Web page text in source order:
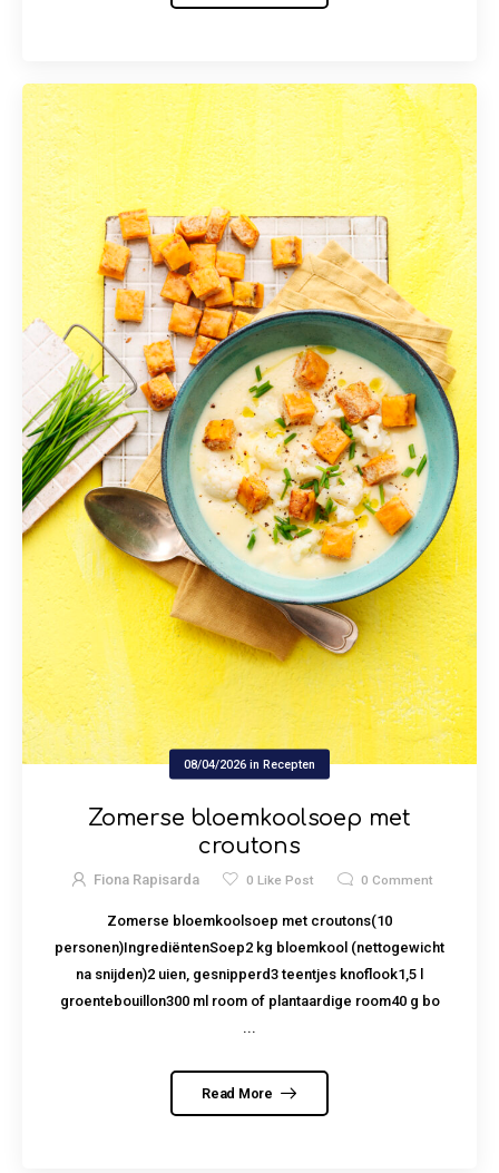
08/04/2026 in Recepten
Zomerse bloemkoolsoep met
croutons
Fiona Rapisarda 0 Like Post 0 Comment
Zomerse bloemkoolsoep met croutons(10
personen)IngrediëntenSoep2 kg bloemkool (nettogewicht
na snijden)2 uien, gesnipperd3 teentjes knoflook1,5 l
groentebouillon300 ml room of plantaardige room40 g bo
...
Read More